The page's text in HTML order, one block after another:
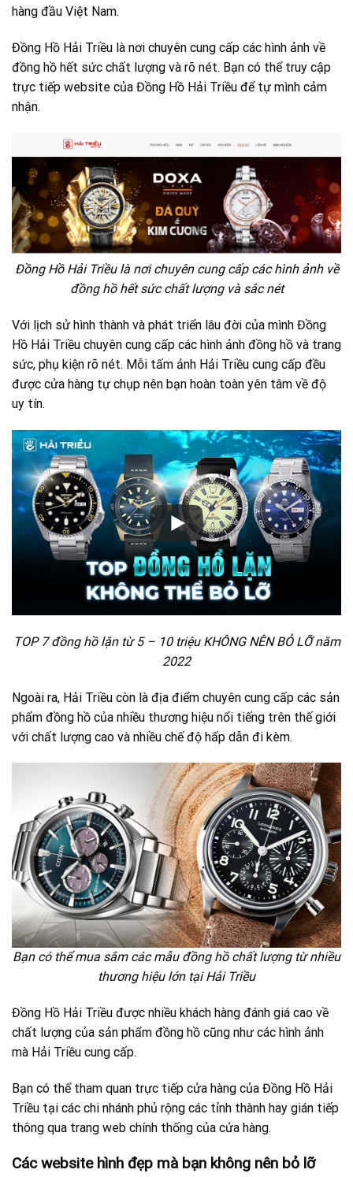
hàng đầu Việt Nam.
Đồng Hồ Hải Triều là nơi chuyên cung cấp các hình ảnh về
đồng hồ hết sức chất lượng và rõ nét. Bạn có thể truy cập
trực tiếp website của Đồng Hồ Hải Triều để tự mình cảm
nhận.
Đồng Hồ Hải Triều là nơi chuyên cung cấp các hình ảnh về
đồng hồ hết sức chất lượng và sắc nét
Với lịch sử hình thành và phát triển lâu đời của mình Đồng
Hồ Hải Triều chuyên cung cấp các hình ảnh đồng hồ và trang
sức, phụ kiện rõ nét. Mỗi tấm ảnh Hải Triều cung cấp đều
được cửa hàng tự chụp nên bạn hoàn toàn yên tâm về độ
uy tín.
TOP 7 đồng hồ lặn từ 5 – 10 triệu KHÔNG NÊN BỎ LỠ năm
2022
Ngoài ra, Hải Triều còn là địa điểm chuyên cung cấp các sản
phẩm đồng hồ của nhiều thương hiệu nổi tiếng trên thế giới
với chất lượng cao và nhiều chế độ hấp dẫn đi kèm.
Bạn có thể mua sắm các mẫu đồng hồ chất lượng từ nhiều
thương hiệu lớn tại Hải Triều
Đồng Hồ Hải Triều được nhiều khách hàng đánh giá cao về
chất lượng của sản phẩm đồng hồ cũng như các hình ảnh
mà Hải Triều cung cấp.
Bạn có thể tham quan trực tiếp cửa hàng của Đồng Hồ Hải
Triều tại các chi nhánh phủ rộng các tỉnh thành hay gián tiếp
thông qua trang web chính thống của cửa hàng.
Các website hình đẹp mà bạn không nên bỏ lỡ